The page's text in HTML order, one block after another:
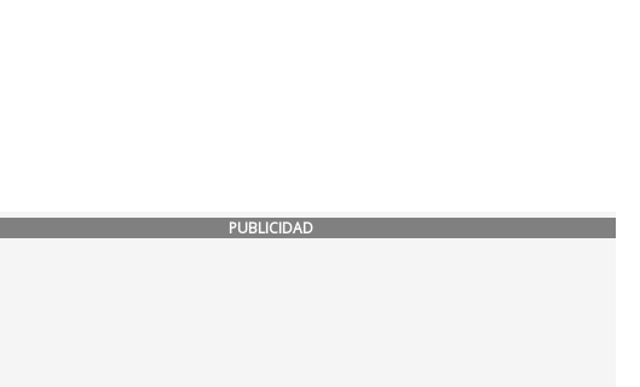
PUBLICIDAD